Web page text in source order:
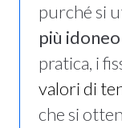
purché si
più
pratica, i
valori di
che si